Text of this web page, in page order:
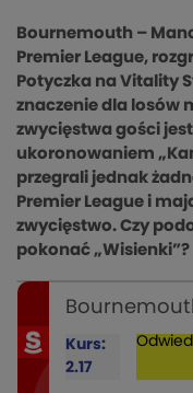
Bournemouth –
Premier League,
Potyczka na Vitality
znaczenie dla losów
zwycięstwa gości
ukoronowaniem
przegrali jednak
Premier League i
zwycięstwo. Czy
pokonać „Wisienki”?
Kurs:
2.17